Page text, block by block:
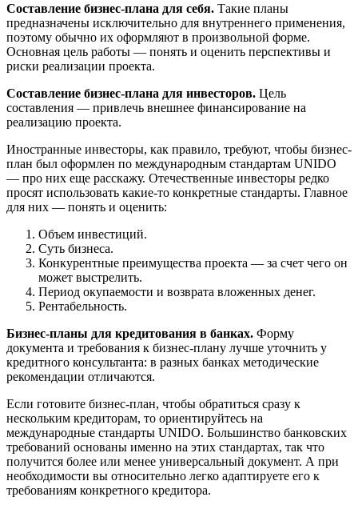
Составление бизнес-плана для себя. Такие планы
предназначены исключительно для внутреннего применения,
поэтому обычно их оформляют в произвольной форме.
Основная цель работы — понять и оценить перспективы и
риски реализации проекта.
Составление бизнес-плана для инвесторов. Цель
составления — привлечь внешнее финансирование на
реализацию проекта.
Иностранные инвесторы, как правило, требуют, чтобы бизнес-
план был оформлен по международным стандартам UNIDO
— про них еще расскажу. Отечественные инвесторы редко
просят использовать какие-то конкретные стандарты. Главное
для них — понять и оценить:
Объем инвестиций.
Суть бизнеса.
Конкурентные преимущества проекта — за счет чего он
может выстрелить.
Период окупаемости и возврата вложенных денег.
Рентабельность.
Бизнес-планы для кредитования в банках. Форму
документа и требования к бизнес-плану лучше уточнить у
кредитного консультанта: в разных банках методические
рекомендации отличаются.
Если готовите бизнес-план, чтобы обратиться сразу к
нескольким кредиторам, то ориентируйтесь на
международные стандарты UNIDO. Большинство банковских
требований основаны именно на этих стандартах, так что
получится более или менее универсальный документ. А при
необходимости вы относительно легко адаптируете его к
требованиям конкретного кредитора.